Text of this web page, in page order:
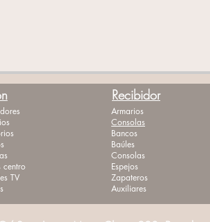
centro
TV
Recibidor
Armarios
Consolas
Bancos
Baúles
Consolas
Espejos
Zapateros
Auxiliares